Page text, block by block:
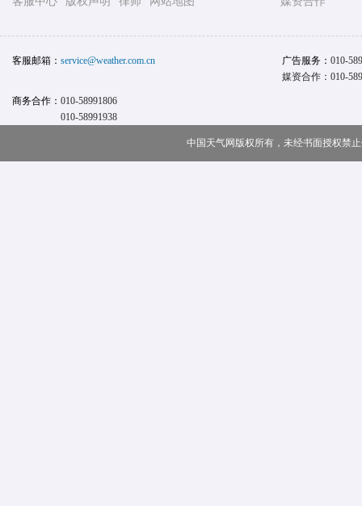
客服邮箱： service@weather.com.cn 广告服务： 010-
媒资合作：010-
商务合作： 010-58991806
010-58991938
中国天气网版权所有，未经书面授权